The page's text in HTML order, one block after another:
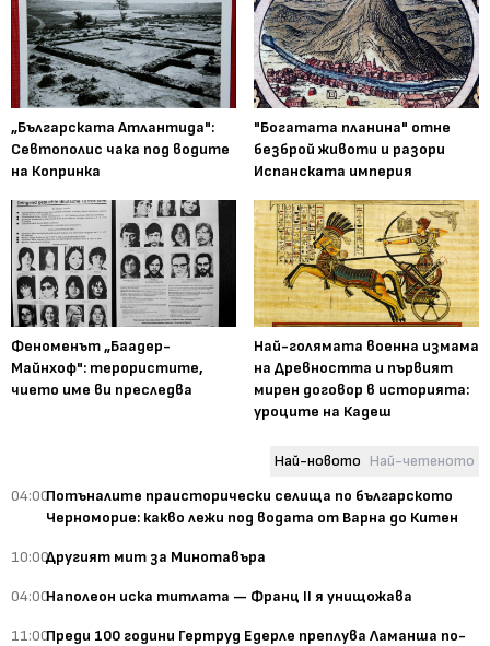
„Българската Атлантида":
Севтополис чака под водите
на Копринка
"Богатата планина" отне
безброй животи и разори
Испанската империя
Феноменът „Баадер-
Майнхоф": терористите,
чието име ви преследва
Най-голямата военна измама
на Древността и първият
мирен договор в историята:
уроците на Кадеш
Най-новото Най-четеното
04:00Потъналите праисторически селища по българското
Черноморие: какво лежи под водата от Варна до Китен
10:00Другият мит за Минотавъра
04:00Наполеон иска титлата — Франц II я унищожава
11:00Преди 100 години Гертруд Едерле преплува Ламанша по-